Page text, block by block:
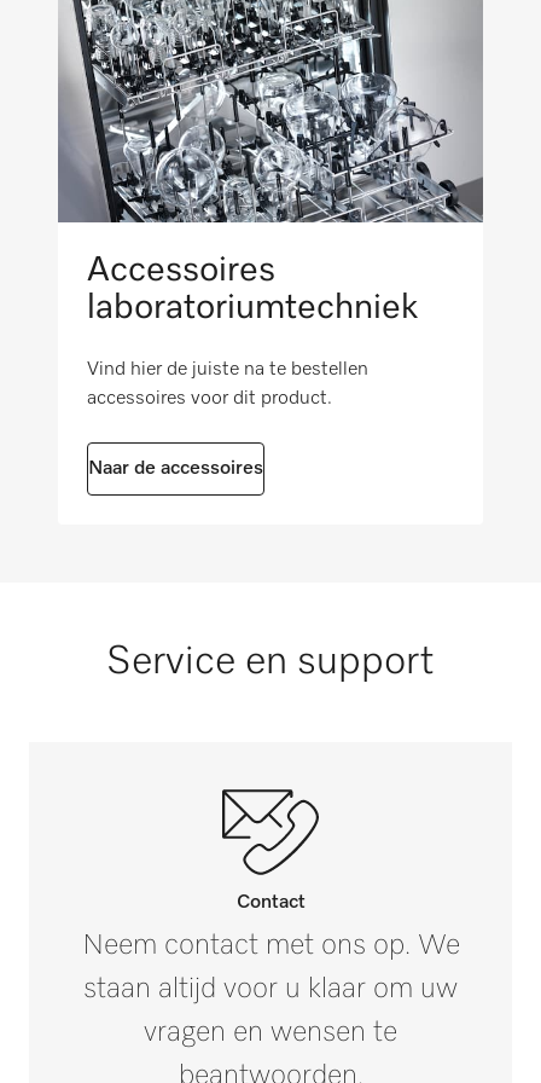
Accessoires
laboratoriumtechniek
Vind hier de juiste na te bestellen
accessoires voor dit product.
Naar de accessoires
Service en support
Contact
Neem contact met ons op. We
staan altijd voor u klaar om uw
vragen en wensen te
beantwoorden.